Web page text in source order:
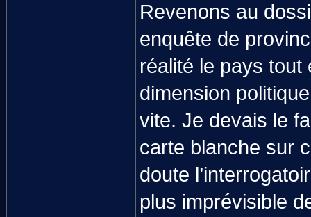
Revenons au
enquête de
réalité le pays tout
dimension
vite. Je devais le
carte blanche sur
doute
plus imprévisible